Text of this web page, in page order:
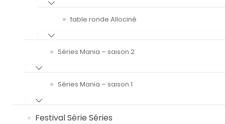
table ronde Allociné
Séries Mania – saison 2
Séries Mania – saison 1
Festival Série Séries